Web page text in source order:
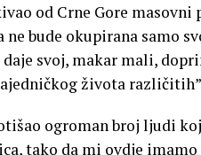
od Crne Gore
ne bude okupirana samo
svoj, makar mali,
života
ogroman broj ljudi
tako da mi ovdje